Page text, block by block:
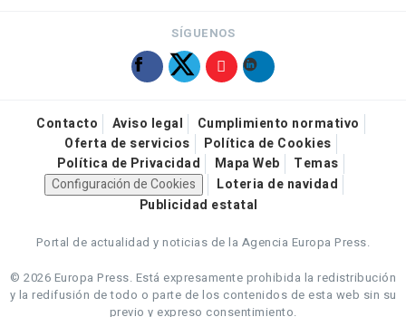
SÍGUENOS
Contacto Aviso legal
Cumplimiento normativo
Oferta de servicios
Política de Cookies
Política de Privacidad
Mapa Web
Temas
Configuración de Cookies
Loteria de navidad
Publicidad estatal
Portal de actualidad y noticias de la Agencia Europa Press.
© 2026 Europa Press. Está expresamente prohibida la redistribución
y la redifusión de todo o parte de los contenidos de esta web sin su
previo y expreso consentimiento.